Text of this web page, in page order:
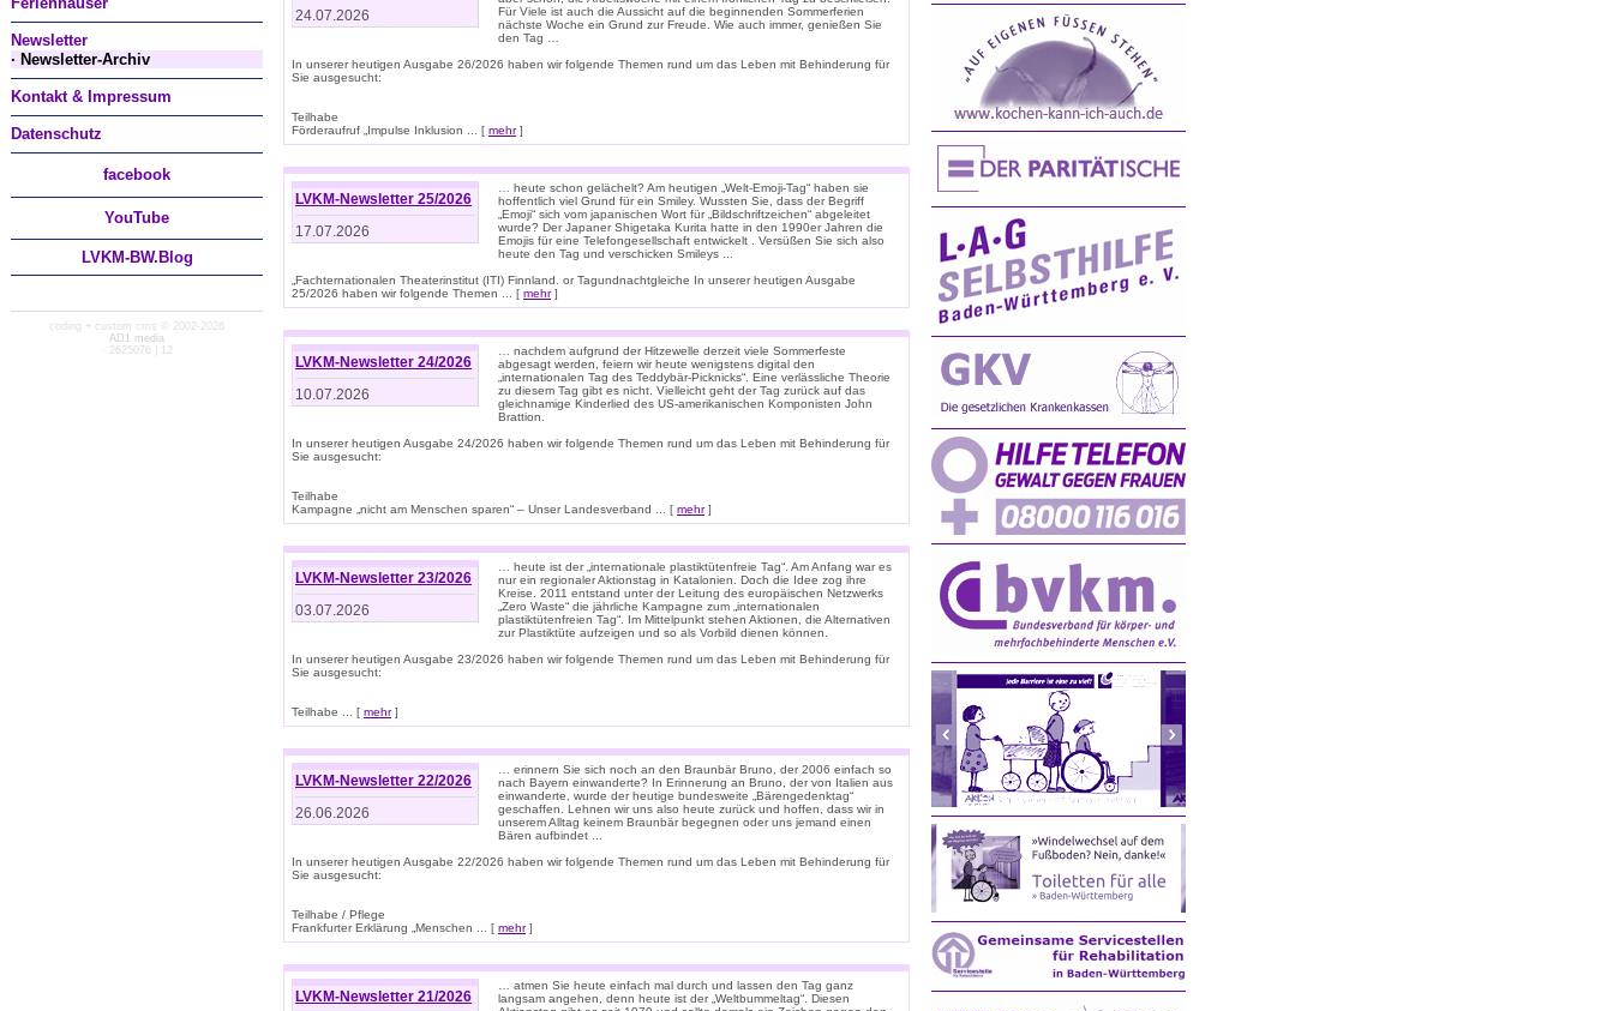
Newsletter
· Newsletter-Archiv
Kontakt & Impressum
Datenschutz
facebook
YouTube
LVKM-BW.Blog
coding + custom cms © 2002-2026
AD1 media
· 2625076 | 12
24.07.2026
Für Viele ist auch die Aussicht auf die beginnenden Sommerferien
nächste Woche ein Grund zur Freude. Wie auch immer, genießen Sie
den Tag …
In unserer heutigen Ausgabe 26/2026 haben wir folgende Themen rund um das Leben mit Behinderung für
Sie ausgesucht:
Teilhabe
Förderaufruf „Impulse Inklusion ... [ mehr]
LVKM-Newsletter 25/2026
17.07.2026
… heute schon gelächelt? Am heutigen „Welt-Emoji-Tag“ haben sie
hoffentlich viel Grund für ein Smiley. Wussten Sie, dass der Begriff
„Emoji“ sich vom japanischen Wort für „Bildschriftzeichen“ abgeleitet
wurde? Der Japaner Shigetaka Kurita hatte in den 1990er Jahren die
Emojis für eine Telefongesellschaft entwickelt . Versüßen Sie sich also
heute den Tag und verschicken Smileys ...
„Fachternationalen Theaterinstitut (ITI) Finnland. or Tagundnachtgleiche In unserer heutigen Ausgabe
25/2026 haben wir folgende Themen ... [ mehr]
LVKM-Newsletter 24/2026
10.07.2026
… nachdem aufgrund der Hitzewelle derzeit viele Sommerfeste
abgesagt werden, feiern wir heute wenigstens digital den
„internationalen Tag des Teddybär-Picknicks“. Eine verlässliche Theorie
zu diesem Tag gibt es nicht. Vielleicht geht der Tag zurück auf das
gleichnamige Kinderlied des US-amerikanischen Komponisten John
Brattion.
In unserer heutigen Ausgabe 24/2026 haben wir folgende Themen rund um das Leben mit Behinderung für
Sie ausgesucht:
Teilhabe
Kampagne „nicht am Menschen sparen“ – Unser Landesverband ... [ mehr]
LVKM-Newsletter 23/2026
03.07.2026
… heute ist der „internationale plastiktütenfreie Tag“. Am Anfang war es
nur ein regionaler Aktionstag in Katalonien. Doch die Idee zog ihre
Kreise. 2011 entstand unter der Leitung des europäischen Netzwerks
„Zero Waste“ die jährliche Kampagne zum „internationalen
plastiktütenfreien Tag“. Im Mittelpunkt stehen Aktionen, die Alternativen
zur Plastiktüte aufzeigen und so als Vorbild dienen können.
In unserer heutigen Ausgabe 23/2026 haben wir folgende Themen rund um das Leben mit Behinderung für
Sie ausgesucht:
Teilhabe ... [ mehr]
LVKM-Newsletter 22/2026
26.06.2026
… erinnern Sie sich noch an den Braunbär Bruno, der 2006 einfach so
nach Bayern einwanderte? In Erinnerung an Bruno, der von Italien aus
einwanderte, wurde der heutige bundesweite „Bärengedenktag“
geschaffen. Lehnen wir uns also heute zurück und hoffen, dass wir in
unserem Alltag keinem Braunbär begegnen oder uns jemand einen
Bären aufbindet ...
In unserer heutigen Ausgabe 22/2026 haben wir folgende Themen rund um das Leben mit Behinderung für
Sie ausgesucht:
Teilhabe / Pflege
Frankfurter Erklärung „Menschen ... [ mehr]
LVKM-Newsletter 21/2026
… atmen Sie heute einfach mal durch und lassen den Tag ganz
langsam angehen, denn heute ist der „Weltbummeltag“. Diesen